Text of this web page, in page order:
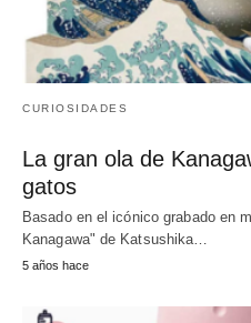
CURIOSIDADES
La gran ola de
gatos
Basado en el icónico grabado en
Kanagawa" de Katsushika…
5 años hace